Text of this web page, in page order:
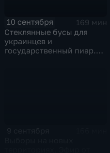
10 сентября
169 мин
Стеклянные бусы для
украинцев и
государственный пиар.